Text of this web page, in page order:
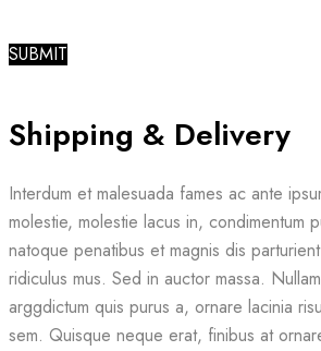
Shipping & Delivery
Interdum et malesuada fames ac ante
molestie, molestie lacus in, condimentum
natoque penatibus et magnis dis
ridiculus mus. Sed in auctor massa.
arggdictum quis purus a, ornare lacinia
sem. Quisque neque erat, finibus at